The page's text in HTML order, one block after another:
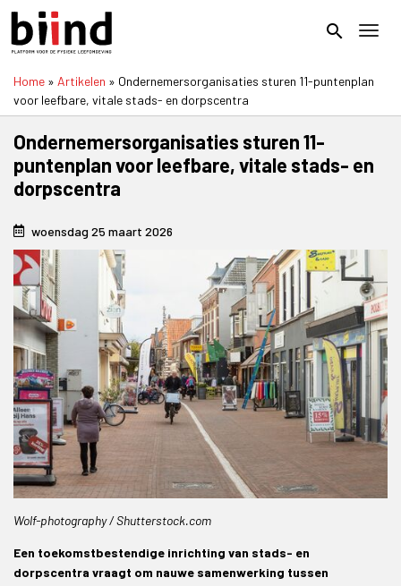
Overslaan
naar
inhoud
gaan
search
Home Artikelen
Ondernemersorganisaties sturen 11-puntenplan
voor leefbare, vitale stads- en dorpscentra
Ondernemersorganisaties sturen 11-
puntenplan voor leefbare, vitale stads- en
dorpscentra
woensdag 25 maart 2026
Wolf-photography / Shutterstock.com
Een toekomstbestendige inrichting van stads- en
dorpscentra vraagt om nauwe samenwerking tussen